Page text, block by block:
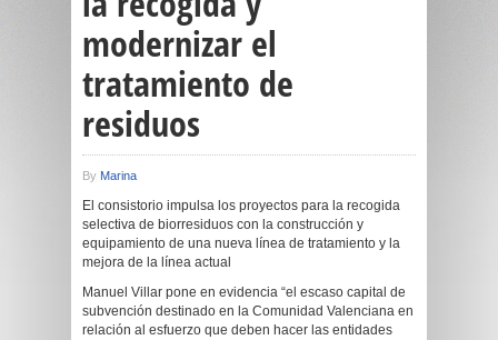
modernizar el
tratamiento de
residuos
By Marina
El consistorio impulsa los proyectos para la recogida
selectiva de biorresiduos con la construcción y
equipamiento de una nueva línea de tratamiento y la
mejora de la línea actual
Manuel Villar pone en evidencia “el escaso capital de
subvención destinado en la Comunidad Valenciana en
relación al esfuerzo que deben hacer las entidades